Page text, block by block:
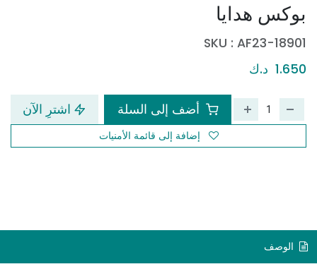
بوكس هدايا
SKU : AF23-18901
1.650 د.ك
أضف إلى السلة اشترِ الآن
إضافة إلى قائمة الأمنيات
الوصف